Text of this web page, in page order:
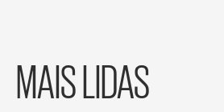
MAIS LIDAS